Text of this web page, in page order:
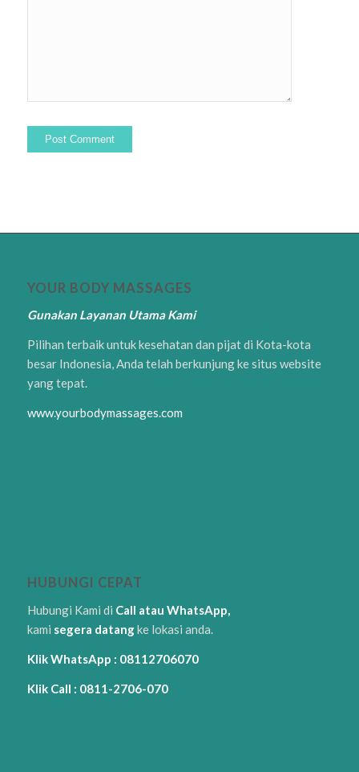
YOUR BODY MASSAGES
Gunakan Layanan Utama Kami
Pilihan terbaik untuk kesehatan dan pijat di Kota-kota
besar Indonesia, Anda telah berkunjung ke situs website
yang tepat.
www.yourbodymassages.com
HUBUNGI CEPAT
Hubungi Kami di Call atau WhatsApp,
kami segera datangke lokasi anda.
Klik WhatsApp : 08112706070
Klik Call : 0811-2706-070